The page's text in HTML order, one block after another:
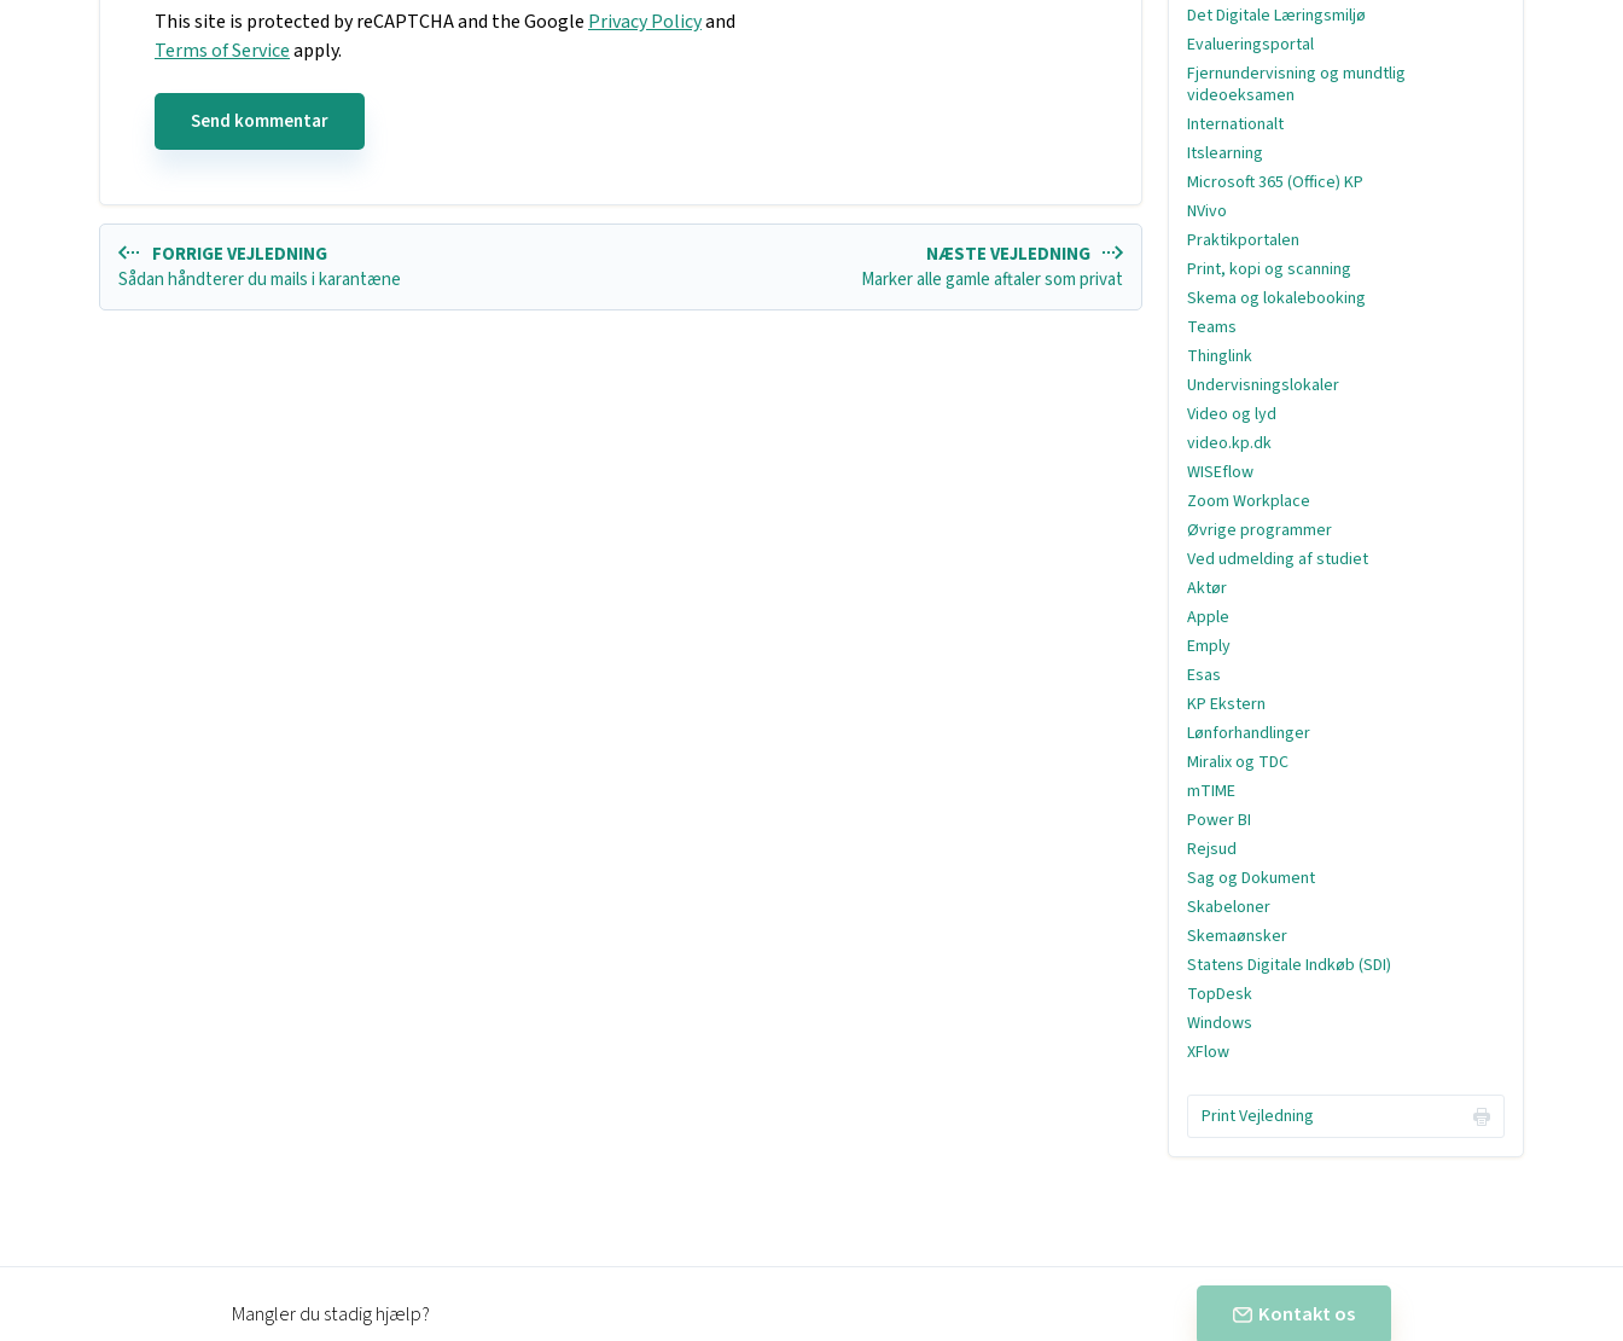
This site is protected by reCAPTCHA and the Google Privacy Policyand
Terms of Serviceapply.
FORRIGE VEJLEDNING
Sådan håndterer du mails i karantæne
NÆSTE VEJLEDNING
Marker alle gamle aftaler som privat
Det Digitale Læringsmiljø
Evalueringsportal
Fjernundervisning og mundtlig
videoeksamen
Internationalt
Itslearning
Microsoft 365 (Office) KP
NVivo
Praktikportalen
Print, kopi og scanning
Skema og lokalebooking
Teams
Thinglink
Undervisningslokaler
Video og lyd
video.kp.dk
WISEflow
Zoom Workplace
Øvrige programmer
Ved udmelding af studiet
Aktør
Apple
Emply
Esas
KP Ekstern
Lønforhandlinger
Miralix og TDC
mTIME
Power BI
Rejsud
Sag og Dokument
Skabeloner
Skemaønsker
Statens Digitale Indkøb (SDI)
TopDesk
Windows
XFlow
Print Vejledning
Mangler du stadig hjælp? Kontakt os